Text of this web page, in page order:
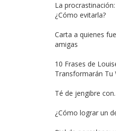
La
¿Cómo evitarla?
Carta a quienes
amigas
10 Frases de
Transformarán Tu
Té de jengibre
¿Cómo lograr un